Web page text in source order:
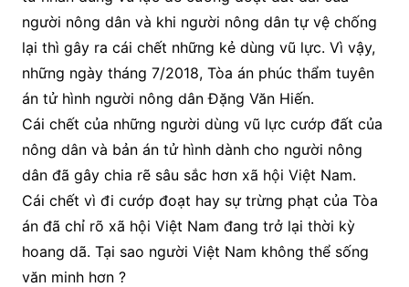
người nông dân và khi người nông dân tự vệ chống
lại thì gây ra cái chết những kẻ dùng vũ lực. Vì vậy,
những ngày tháng 7/2018, Tòa án phúc thẩm tuyên
án tử hình người nông dân Đặng Văn Hiến.
Cái chết của những người dùng vũ lực cướp đất của
nông dân và bản án tử hình dành cho người nông
dân đã gây chia rẽ sâu sắc hơn xã hội Việt Nam.
Cái chết vì đi cướp đoạt hay sự trừng phạt của Tòa
án đã chỉ rõ xã hội Việt Nam đang trở lại thời kỳ
hoang dã. Tại sao người Việt Nam không thể sống
văn minh hơn ?